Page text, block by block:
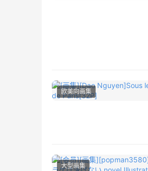
欧美向画集
大型画集